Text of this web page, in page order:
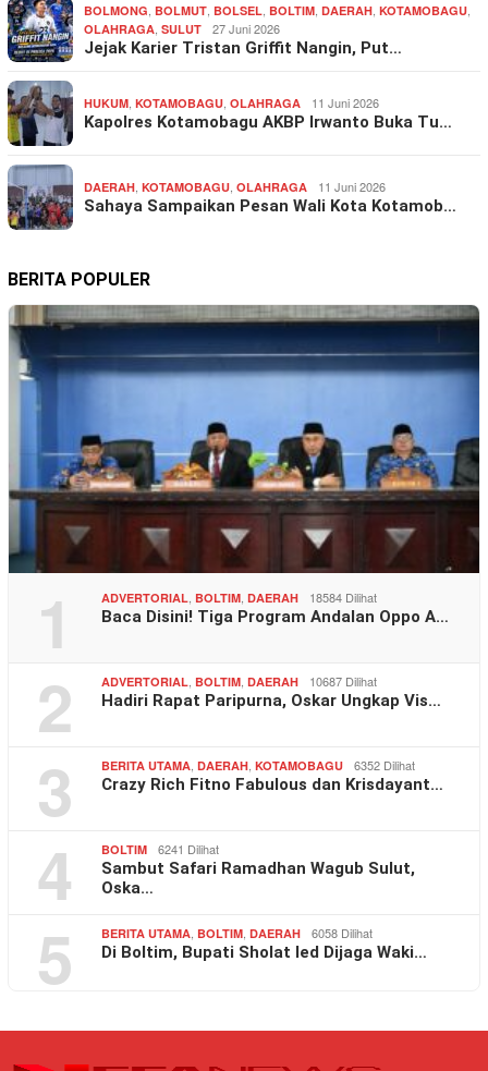
BOLMONG BOLMUT BOLSEL BOLTIM DAERAH KOTAMOBAGU
OLAHRAGA SULUT 27 Juni 2026
Jejak Karier Tristan Griffit Nangin, Put…
HUKUM KOTAMOBAGU OLAHRAGA 11 Juni 2026
Kapolres Kotamobagu AKBP Irwanto Buka Tu…
DAERAH KOTAMOBAGU OLAHRAGA 11 Juni 2026
Sahaya Sampaikan Pesan Wali Kota Kotamob…
BERITA POPULER
1 ADVERTORIAL BOLTIM DAERAH 18584 Dilihat
Baca Disini! Tiga Program Andalan Oppo A…
2 ADVERTORIAL BOLTIM DAERAH 10687 Dilihat
Hadiri Rapat Paripurna, Oskar Ungkap Vis…
3 BERITA UTAMA DAERAH KOTAMOBAGU 6352 Dilihat
Crazy Rich Fitno Fabulous dan Krisdayant…
4 BOLTIM 6241 Dilihat
Sambut Safari Ramadhan Wagub Sulut,
Oska…
5 BERITA UTAMA BOLTIM DAERAH 6058 Dilihat
Di Boltim, Bupati Sholat Ied Dijaga Waki…